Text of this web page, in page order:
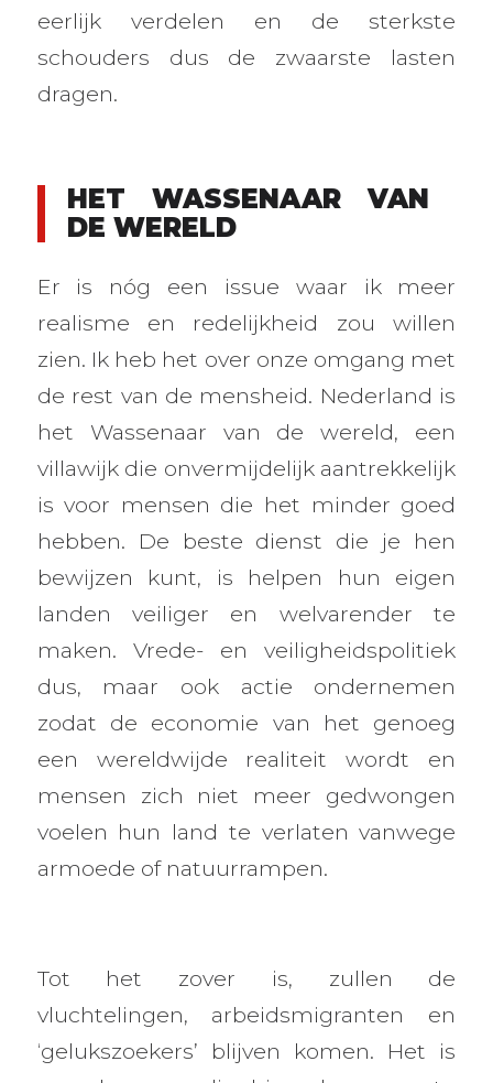
eerlijk verdelen en de sterkste
schouders dus de zwaarste lasten
dragen.
HET WASSENAAR VAN
DE WERELD
Er is nóg een issue waar ik meer
realisme en redelijkheid zou willen
zien. Ik heb het over onze omgang met
de rest van de mensheid. Nederland is
het Wassenaar van de wereld, een
villawijk die onvermijdelijk aantrekkelijk
is voor mensen die het minder goed
hebben. De beste dienst die je hen
bewijzen kunt, is helpen hun eigen
landen veiliger en welvarender te
maken. Vrede- en veiligheidspolitiek
dus, maar ook actie ondernemen
zodat de economie van het genoeg
een wereldwijde realiteit wordt en
mensen zich niet meer gedwongen
voelen hun land te verlaten vanwege
armoede of natuurrampen.
Tot het zover is, zullen de
vluchtelingen, arbeidsmigranten en
‘gelukszoekers’ blijven komen. Het is